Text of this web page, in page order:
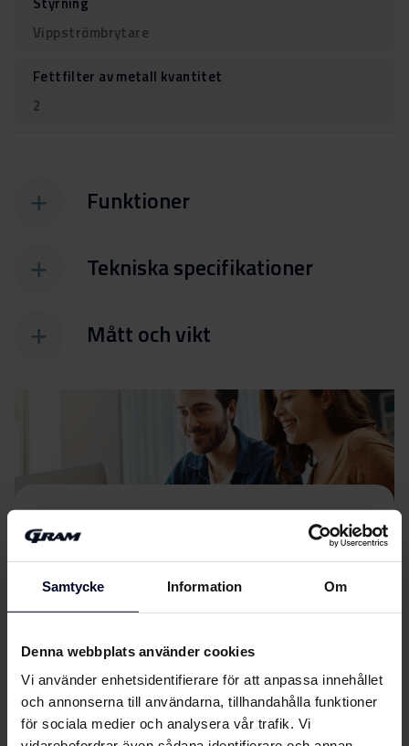
Samtycke Information Om
Denna webbplats använder cookies
Vi använder enhetsidentifierare för att anpassa innehållet
och annonserna till användarna, tillhandahålla funktioner
för sociala medier och analysera vår trafik. Vi
Vippströmbrytare
Fettfilter av metall kvantitet
2
Funktioner
Tekniska specifikationer
Mått och vikt
Filer
Energimärkning
Produktdatablad
EU-produktbeskrivning